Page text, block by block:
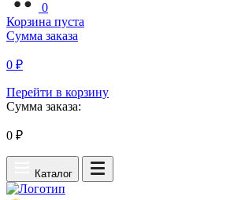
0
Корзина пуста
Сумма заказа
0 ₽
Перейти в корзину
Сумма заказа:
0 ₽
Каталог